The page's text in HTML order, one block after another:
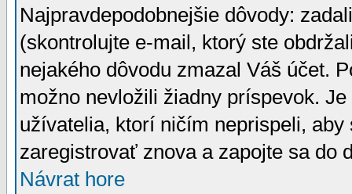
Najpravdepodobnejšie dôvody:
(skontrolujte e-mail, ktorý ste
nejakého dôvodu zmazal Váš účet.
možno nevložili žiadny príspevok.
užívatelia, ktorí ničím neprispeli,
zaregistrovať znova a zapojte sa do
Návrat hore